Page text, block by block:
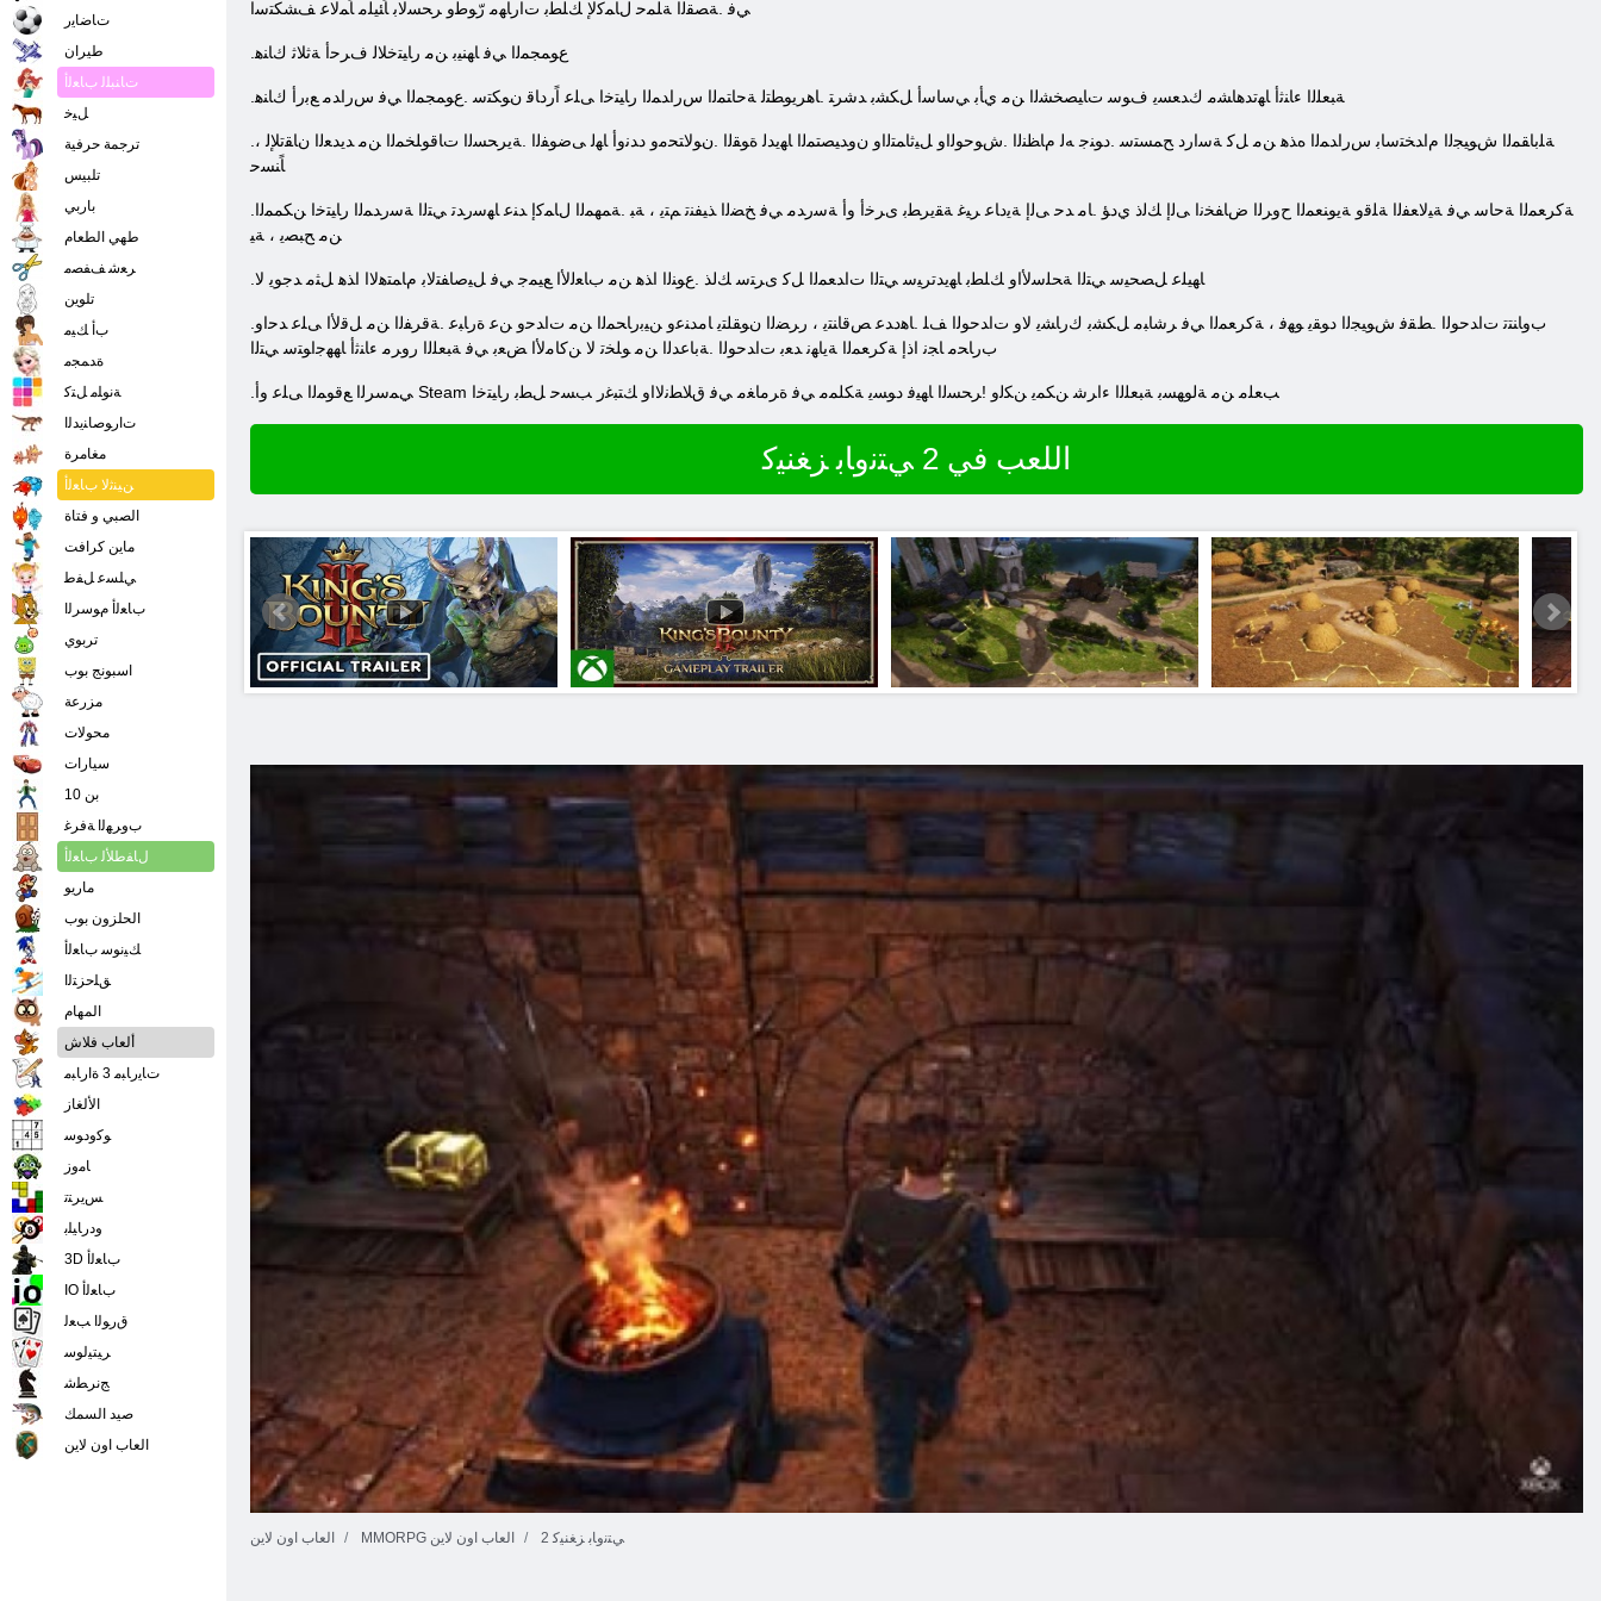
ﻲﻓ .ﺔﺼﻘﻟﺍ ﺔﻠﻤﺣ ﻝﺎﻤﻛﻹ ﻚﻠﻄﺑ ﺕﺍﺭﺎﻬﻣ ﺭّﻮﻃﻭ ﺮﺤﺴﻟﺎﺑ ﺎًﺌﻴﻠﻣ ﺎًﻤﻟﺎﻋ ﻒﺸﻜﺘﺳﺍ
.ﻉﻮﻤﺠﻤﻟﺍ ﻲﻓ ﺎﻬﻨﻴﺑ ﻦﻣ ﺭﺎﻴﺘﺧﻼ ﻟ ﻑﺮﺣﺃ ﺔﺛﻼ ﺛ ﻙﺎﻨﻫ
.ﺔﺒﻌﻠﻟﺍ ءﺎﻨﺛﺃ ﺎﻬﺗﺪﻫﺎﺸﻣ ﻙﺪﻌﺴﻳ ﻑﻮﺳ ﺕﺎﻴﺼﺨﺸﻟﺍ ﻦﻣ ﻱﺄﺑ ﻲﺳﺎﺳﺃ ﻞﻜﺸﺑ ﺪﺷﺮﺘ .ﺎﻫﺮﻳﻮﻄﺘﻟ ﺔﺣﺎﺘﻤﻟﺍ ﺱﺭﺍﺪﻤﻟﺍ ﺭﺎﻴﺘﺧﺍ ﻰﻠﻋ ﺍًﺭﺩﺎﻗ ﻥﻮﻜﺘﺳ .ﻉﻮﻤﺠﻤﻟﺍ ﻲﻓ ﺱﺭﺍﺪﻣ ﻊﺑﺭﺃ ﻙﺎﻨﻫ
ﺎًﻨﺴﺣ
ﻦﻣ ﺢﺒﺼﻳ ، ﺔﻴ
ﺏﺭﺎﺤﻣ ﺎﺠﻧ ﺍﺫﺇ ﺔﻛﺮﻌﻤﻟﺍ ﺔﻳﺎﻬﻧ ﺪﻌﺑ ﺕﺍﺪﺣﻮﻟﺍ .ﺔﺑﺎﻋﺪﻟﺍ ﻦﻣ ﻮﻠﺨﺗ ﻻ ﻦﻛﺎﻣﻷ ﺍ ﺾﻌﺑ ﻲﻓ ﺔﺒﻌﻠﻟﺍ ﺭﻭﺮﻣ ءﺎﻨﺛﺃ ﺎﻬﻬﺟﺍﻮﺘﺳ ﻲﺘﻟﺍ
.ﻲﻤﺳﺮﻟﺍ ﻊﻗﻮﻤﻟﺍ ﻰﻠﻋ ﻭﺃ Steam ﺐﻌﻠﻣ ﻦﻣ ﺔﻟﻮﻬﺴﺑ ﺔﺒﻌﻠﻟﺍ ءﺍﺮﺷ ﻦﻜﻤﻳ ﻦﻜﻟﻭ !ﺮﺤﺴﻟﺍ ﺎﻬﻴﻓ ﺩﻮﺴﻳ ﺔﻜﻠﻤﻣ ﻲﻓ ﺓﺮﻣﺎﻐﻣ ﻲﻓ ﻕﻼ ﻄﻧﻻ ﺍﻭ ﻚﺘﺒﻏﺭ ﺐﺴﺣ ﻞﻄﺑ ﺭﺎﻴﺘﺧﺍ
اللعب في 2 ﻲﺘﻧﻭﺎﺑ ﺰﻐﻨﻴﻛ
العاب اون لاين MMORPG العاب اون لاين 2 ﻲﺘﻧﻭﺎﺑ ﺰﻐﻨﻴﻛ
ﺕﺎﺿﺎﻳﺭ
طيران
ﺕﺎﻨﺒﻠﻟ ﺏﺎﻌﻟﺃ
ﻞﻴﺧ
ترجمة حرفية
تلبيس
باربي
طهي الطعام
ﺮﻌﺷ ﻒﻔﺼﻣ
تلوين
ﺏﺃ ﻚﻴﻣ
ﺓﺪﻤﺠﻣ
ﺔﻧﻮﻠﻣ ﻞﺘﻛ
ﺕﺍﺭﻮﺻﺎﻨﻳﺪﻟﺍ
مغامرة
ﻦﻴﻨﺛﻻ ﺏﺎﻌﻟﺃ
الصبي و فتاة
ماين كرافت
ﻲﻠﺴﻋ ﻞﻔﻃ
ﺏﺎﻌﻟﺃ ﻡﻮﺳﺮﻟﺍ
تربوي
اسبونج بوب
مزرعة
محولات
سيارات
بن 10
ﺏﻭﺮﻬﻟﺍ ﺔﻓﺮﻏ
ﻝﺎﻔﻃﻸ ﻟ ﺏﺎﻌﻟﺃ
ماريو
الحلزون بوب
ﻚﻴﻧﻮﺳ ﺏﺎﻌﻟﺃ
ﻖﻠﺣﺰﺘﻟﺍ
المهام
ألعاب فلاش
ﺕﺎﻳﺭﺎﺒﻣ 3 ﺓﺍﺭﺎﺒﻣ
الألغاز
ﻮﻛﻭﺩﻮﺳ
ﺎﻣﻭﺯ
ﺲﻳﺮﺘﺗ
ﻭﺩﺭﺎﻴﻠﺑ
3D ﺏﺎﻌﻟﺃ
IO ﺏﺎﻌﻟﺃ
ﻕﺭﻮﻟﺍ ﺐﻌﻟ
ﺮﻴﺘﻴﻟﻮﺳ
ﺞﻧﺮﻄﺷ
صيد السمك
العاب اون لاين